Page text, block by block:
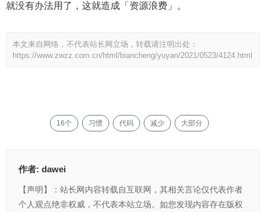
就没有办法用了，这就造成「资源浪费」。
本文来自网络，不代表站长网立场，转载请注明出处：
https://www.zwzz.com.cn/html/biancheng/yuyan/2021/0523/4124.html
16个 习惯 代码 减少 大部分
作者: dawei
【声明】：站长网内容转载自互联网，其相关言论仅代表作者
个人观点绝非权威，不代表本站立场。如您发现内容存在版权